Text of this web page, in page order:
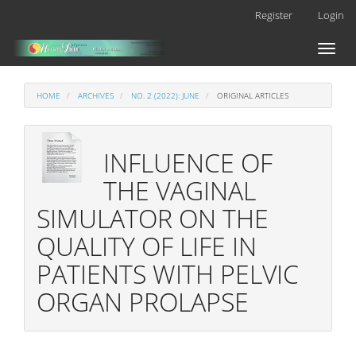
Main
Content
Register Login
Toggle
HOME ARCHIVES NO. 2 (2022): JUNE ORIGINAL ARTICLES
INFLUENCE OF
THE VAGINAL
SIMULATOR ON THE
QUALITY OF LIFE IN
PATIENTS WITH PELVIC
ORGAN PROLAPSE